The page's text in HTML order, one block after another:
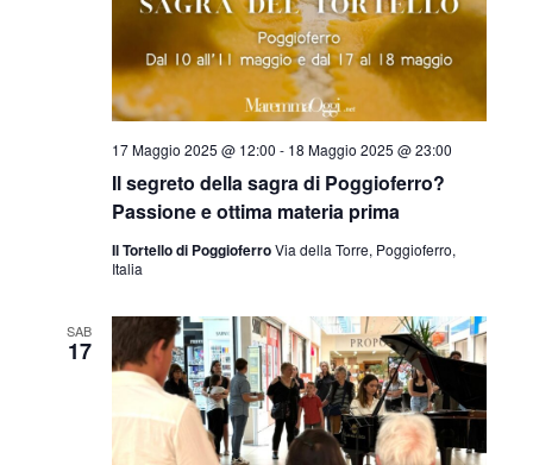
Il segreto della sagra di Poggioferro?
Passione e ottima materia prima
17 Maggio 2025 @ 12:00 - 18 Maggio 2025 @ 23:00
Il Tortello di PoggioferroVia della Torre, Poggioferro,
Italia
SAB
17